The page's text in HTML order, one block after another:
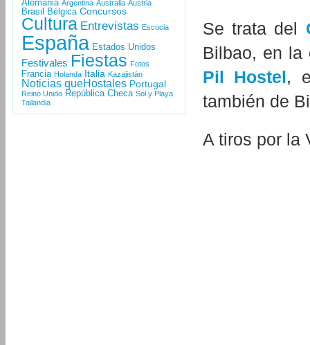
Se trata del
Bilbao, en la
Pil Hostel,
también de
A tiros por la
Alemania Argentina Australia Austria
Brasil Bélgica Concursos
Cultura Entrevistas Escocia
España Estados Unidos
Festivales Fiestas Fotos
Francia Holanda Italia Kazajistán
Noticias queHostales Portugal
Reino Unido República Checa Sol y Playa
Tailandia